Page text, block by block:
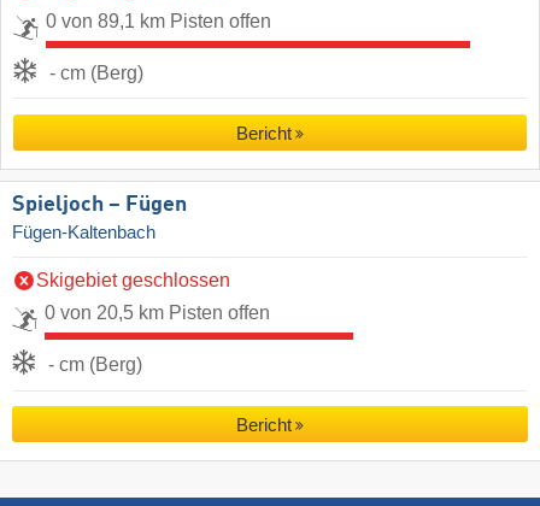
0 von 89,1 km Pisten offen
- cm (Berg)
Bericht
Spieljoch – Fügen
Fügen-Kaltenbach
Skigebiet geschlossen
0 von 20,5 km Pisten offen
- cm (Berg)
Bericht